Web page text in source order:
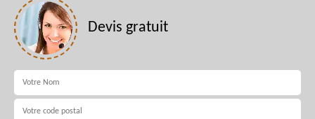
Devis gratuit